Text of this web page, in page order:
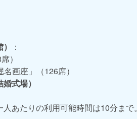
：
）
画座」（126席）
式場）
人あたりの利用可能時間は10分まで。